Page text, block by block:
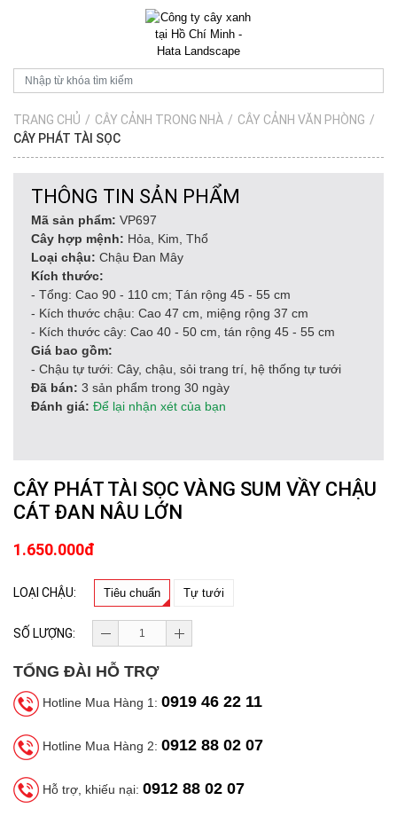
TRANG CHỦ / CÂY CẢNH TRONG NHÀ / CÂY CẢNH VĂN PHÒNG /
CÂY PHÁT TÀI SỌC
THÔNG TIN SẢN PHẨM
Mã sản phẩm: VP697
Cây hợp mệnh: Hỏa, Kim, Thổ
Loại chậu: Chậu Đan Mây
Kích thước:
- Tổng: Cao 90 - 110 cm; Tán rộng 45 - 55 cm
- Kích thước chậu: Cao 47 cm, miệng rộng 37 cm
- Kích thước cây: Cao 40 - 50 cm, tán rộng 45 - 55 cm
Giá bao gồm:
- Chậu tự tưới: Cây, chậu, sỏi trang trí, hệ thống tự tưới
Đã bán: 3 sản phẩm trong 30 ngày
Đánh giá: Để lại nhận xét của bạn
CÂY PHÁT TÀI SỌC VÀNG SUM VẦY CHẬU
CÁT ĐAN NÂU LỚN
1.650.000đ
LOẠI CHẬU: Tiêu chuẩn Tự tưới
SỐ LƯỢNG:
TỔNG ĐÀI HỖ TRỢ
Hotline Mua Hàng 1: 0919 46 22 11
Hotline Mua Hàng 2: 0912 88 02 07
Hỗ trợ, khiếu nại: 0912 88 02 07